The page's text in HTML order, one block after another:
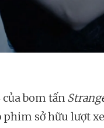
bom tấn
phim sở hữu lượt